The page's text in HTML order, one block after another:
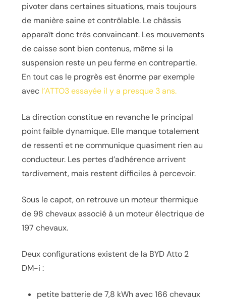
pivoter dans certaines situations, mais toujours
de manière saine et contrôlable. Le châssis
apparaît donc très convaincant. Les mouvements
de caisse sont bien contenus, même si la
suspension reste un peu ferme en contrepartie.
En tout cas le progrès est énorme par exemple
avec l’ATTO3 essayée il y a presque 3 ans.
La direction constitue en revanche le principal
point faible dynamique. Elle manque totalement
de ressenti et ne communique quasiment rien au
conducteur. Les pertes d’adhérence arrivent
tardivement, mais restent difficiles à percevoir.
Sous le capot, on retrouve un moteur thermique
de 98 chevaux associé à un moteur électrique de
197 chevaux.
Deux configurations existent de la BYD Atto 2
DM-i :
petite batterie de 7,8 kWh avec 166 chevaux